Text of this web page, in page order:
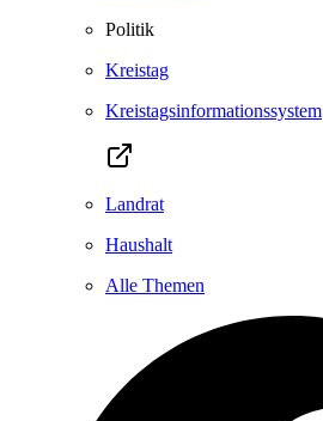
Politik
Kreistag
Kreistagsinformationssystem
Landrat
Haushalt
Alle Themen